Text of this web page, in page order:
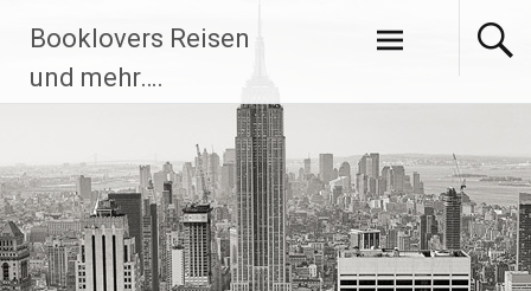
Inhalt
springen
Booklovers Reisen
und mehr….